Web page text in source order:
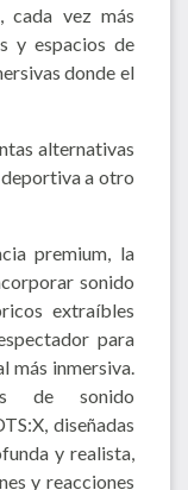
cada vez más
y espacios de
donde el
alternativas
a otro
premium, la
sonido
extraíbles
para
más inmersiva.
de sonido
diseñadas
y realista,
y reacciones